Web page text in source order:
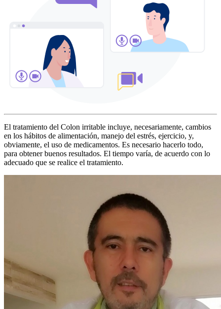
El tratamiento del Colon irritable incluye, necesariamente, cambios
en los hábitos de alimentación, manejo del estrés, ejercicio, y,
obviamente, el uso de medicamentos. Es necesario hacerlo todo,
para obtener buenos resultados. El tiempo varía, de acuerdo con lo
adecuado que se realice el tratamiento.